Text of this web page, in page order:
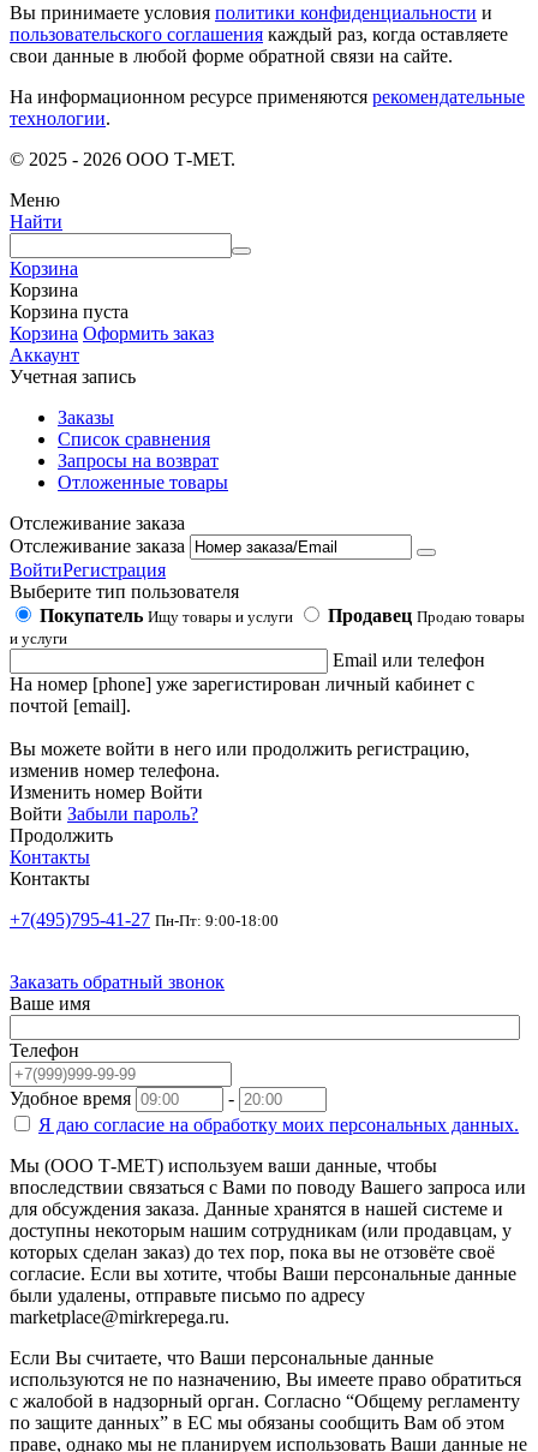
Вы принимаете условия политики конфиденциальности и
пользовательского соглашения каждый раз, когда оставляете
свои данные в любой форме обратной связи на сайте.
На информационном ресурсе применяются рекомендательные
технологии.
© 2025 - 2026 ООО Т-МЕТ.
Меню
Найти
Корзина
Корзина
Корзина пуста
Корзина Оформить заказ
Аккаунт
Учетная запись
Заказы
Список сравнения
Запросы на возврат
Отложенные товары
Отслеживание заказа
Отслеживание заказа
ВойтиРегистрация
Выберите тип пользователя
Покупатель Ищу товары и услуги Продавец Продаю товары
и услуги
Email или телефон
На номер [phone] уже зарегистирован личный кабинет с
почтой [email].
Вы можете войти в него или продолжить регистрацию,
изменив номер телефона.
Изменить номер Войти
Войти Забыли пароль?
Продолжить
Контакты
Контакты
+7(495)795-41-27 Пн-Пт: 9:00-18:00
Заказать обратный звонок
Ваше имя
Телефон
Удобное время
-
Я даю согласие на обработку моих персональных данных.
Мы (ООО Т-МЕТ) используем ваши данные, чтобы
впоследствии связаться с Вами по поводу Вашего запроса или
для обсуждения заказа. Данные хранятся в нашей системе и
доступны некоторым нашим сотрудникам (или продавцам, у
которых сделан заказ) до тех пор, пока вы не отзовёте своё
согласие. Если вы хотите, чтобы Ваши персональные данные
были удалены, отправьте письмо по адресу
marketplace@mirkrepega.ru.
Если Вы считаете, что Ваши персональные данные
используются не по назначению, Вы имеете право обратиться
с жалобой в надзорный орган. Согласно “Общему регламенту
по защите данных” в ЕС мы обязаны сообщить Вам об этом
праве, однако мы не планируем использовать Ваши данные не